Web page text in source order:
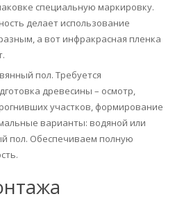
специальную маркировку.
делает использование
а вот инфракрасная пленка
пол. Требуется
древесины – осмотр,
участков, формирование
варианты: водяной или
пол. Обеспечиваем полную